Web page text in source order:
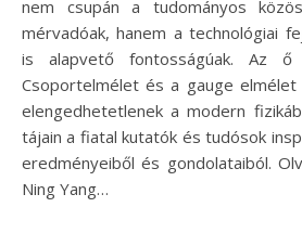
nem csupán a tudományos
mérvadóak, hanem a technológiai
is alapvető fontosságúak. Az
Csoportelmélet és a gauge elmélet
elengedhetetlenek a modern
tájain a fiatal kutatók és tudósok
eredményeiből és gondolataiból.
Ning Yang…